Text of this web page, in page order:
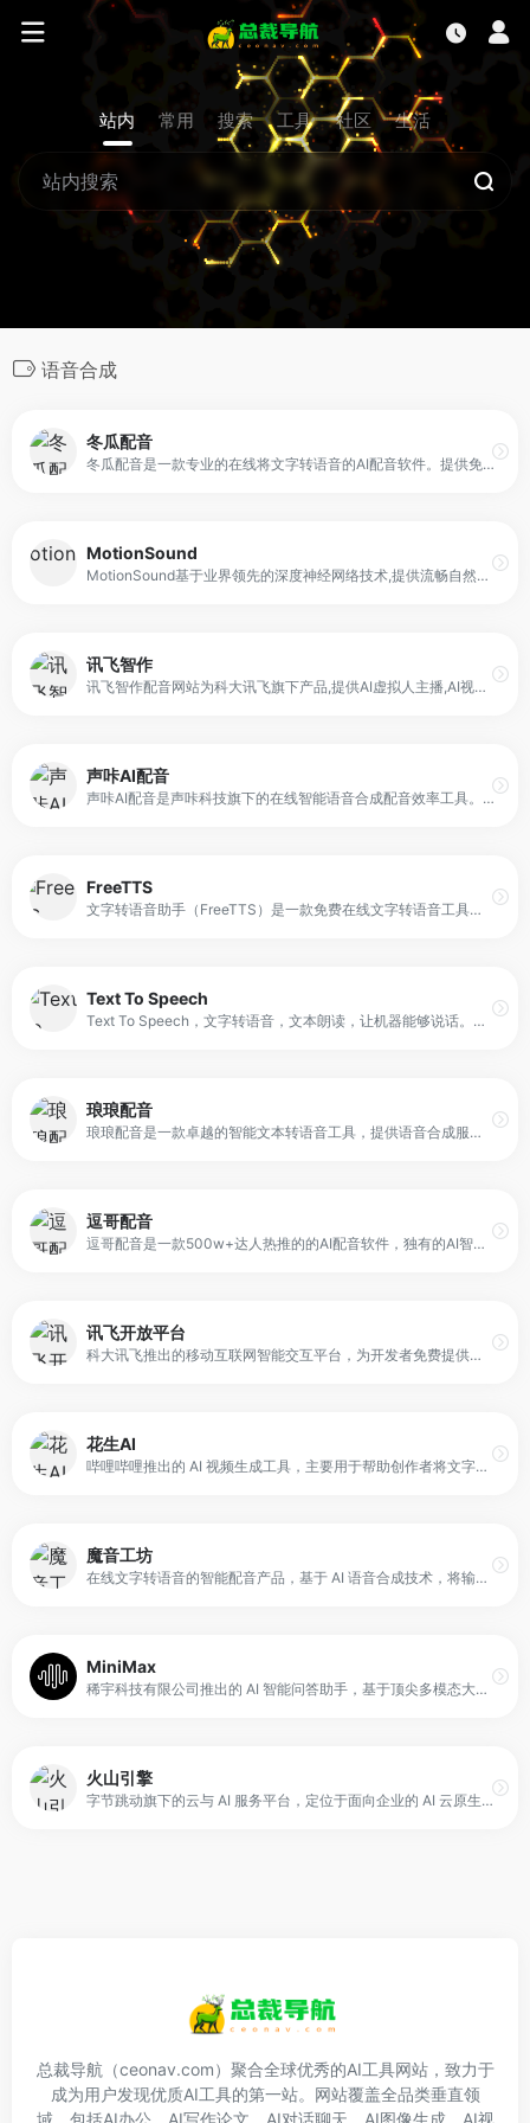
站内 常用 搜索 工具 社区 生活
语音合成
冬瓜配音
冬瓜配音是一款专业的在线将文字转语音的AI配音软件。提供免费ai配音，声音定制、漫画推文、文案提取、人声处理、背景音处理等功能，只需输入文本内容即可一键合成语音，可快速实现文本朗读、视频配音、广告、课件、影视解说等的配音工作，是一款功能强大的ai在线配音生成器
MotionSound
MotionSound基于业界领先的深度神经网络技术,提供流畅自然的语音合成服务,让人机沟通更自然,便捷，让配音创作、高效演讲触手可及。
讯飞智作
讯飞智作配音网站为科大讯飞旗下产品,提供AI虚拟人主播,AI视频制作,数字人配音合成,短视频配音等一站式配音服务。
声咔AI配音
声咔AI配音是声咔科技旗下的在线智能语音合成配音效率工具。平台拥有语音合成与声音克隆技术，通过文本转语音与声音复刻功能达到媲美真人配音相的高端配音效果。声咖配音圈这款AI智能配音工具不仅支持多情感语音的合成，而且配音速度非常快，价格也非常实惠。注册体验即可快速享受免费的试听专业的配音服务，不管您的文本是广告配音、短视频配音、解说配音还是专题配音都能够轻松搞定。
FreeTTS
文字转语音助手（FreeTTS）是一款免费在线文字转语音工具，支持多种发音人、语速、音调、音量设置，可导出高质量语音文件，适用于配音、朗读、视频解说等多种场景。无需安装，打开网页即可使用。
Text To Speech
Text To Speech，文字转语音，文本朗读，让机器能够说话。构建自然说话的应用和服务，从 147 种语言和变体中选择 456 种语音。借助高表现力和类似人类的神经语音，让你的方案生动起来。
琅琅配音
琅琅配音是一款卓越的智能文本转语音工具，提供语音合成服务。拥有全网最受欢迎的1100+AI主播，支持中文、英语、德语、法语等80多种语言，以及高兴、悲伤、兴奋等10多种情感风格
逗哥配音
逗哥配音是一款500w+达人热推的的AI配音软件，独有的AI智能配音技术,更专业,更完美贴近真人配音。内置丰富的短视频创作工具，文案提取、人声分离等短视频必备功能，逗哥配音是你短视频创作不二的选择！
讯飞开放平台
科大讯飞推出的移动互联网智能交互平台，为开发者免费提供：涵盖语音能力增强型SDK，一站式人机智能语音交互解决方案，专业全面的移动应用分析；
花生AI
哔哩哔哩推出的 AI 视频生成工具，主要用于帮助创作者将文字或音频快速转换为视频内容。平台通过智能素材匹配与模板化视频制作，使用户能够在较短时间内生成完整的视频作品。
魔音工坊
在线文字转语音的智能配音产品，基于 AI 语音合成技术，将输入文本快速转换为自然流畅的语音内容。平台提供不同性别、不同口音的真人声音模型，用户无需录音设备或专业背景，即可完成视频、课件或广告素材的配音制作。
MiniMax
稀宇科技有限公司推出的 AI 智能问答助手，基于顶尖多模态大语言模型打造的智能AI伙伴，支持MCP多智能体协作，让AI团队为你高效解决复杂问题。10倍速获取信息，10倍速解决问题，无论你是学生、职场人士、自由工作者还是创作者，Agent都能随叫随到，一触即用。
火山引擎
字节跳动旗下的云与 AI 服务平台，定位于面向企业的 AI 云原生技术底座与应用服务提供方。平台以豆包大模型为核心，结合云原生架构，为企业提供从 Agent 开发、模型调用到应用部署的一站式能力支持，帮助企业将 AI 技术更高效地转化为实际业务能力。
总裁导航（ceonav.com）聚合全球优秀的AI工具网站，致力于
成为用户发现优质AI工具的第一站。网站覆盖全品类垂直领
域，包括AI办公、AI写作论文、AI对话聊天、AI图像生成、AI视